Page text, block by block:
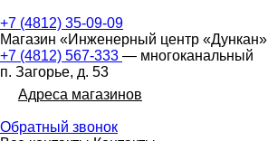
+7 (4812) 35-09-09
Магазин «Инженерный центр «Дункан»
+7 (4812) 567-333 — многоканальный
п. Загорье, д. 53
Адреса магазинов
Обратный звонок